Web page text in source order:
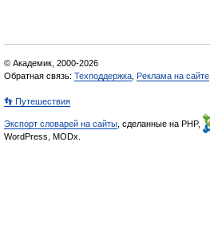
© Академик, 2000-2026
Обратная связь: Техподдержка Реклама на сайте
👣 Путешествия
Экспорт словарей на сайты , сделанные на PHP,
WordPress, MODx.